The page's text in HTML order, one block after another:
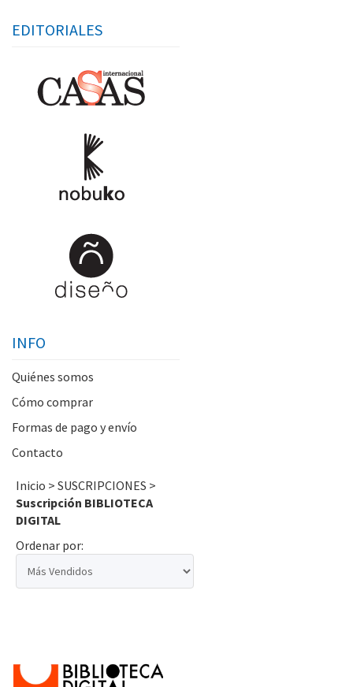
EDITORIALES
INFO
Quiénes somos
Cómo comprar
Formas de pago y envío
Contacto
Inicio > SUSCRIPCIONES >
Suscripción BIBLIOTECA
DIGITAL
Ordenar por: